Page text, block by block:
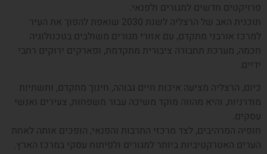
פרויקטים חדשים למגורים ולפנאי.
תוכנית האב של הרצליה לשנת 2030 שואפת להפוך את העיר
למרכז אורבני מתקדם, עם אזורי מגורים משולבים בטכנולוגיה
חכמה, מערכת תחבורה ציבורית מתקדמת, ופארקים ירוקים רחבי
ידיים.
כיום, הרצליה מציעה איכות חיים גבוהה, חינוך מתקדם, ותשתיות
מודרניות, והיא מהווה מוקד משיכה עבור משפחות, צעירים ואנשי
עסקים.
חופיה המרהיבים, לצד מרכזי התרבות והפנאי, הופכים אותה לאחת
הערים האטרקטיביות ביותר למגורים ולפיתוח עסקי במרכז הארץ.